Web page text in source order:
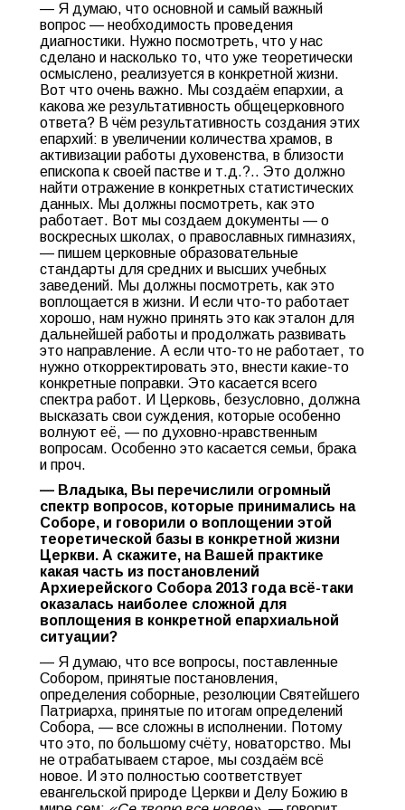
— Я думаю, что основной и самый важный
вопрос — необходимость проведения
диагностики. Нужно посмотреть, что у нас
сделано и насколько то, что уже теоретически
осмыслено, реализуется в конкретной жизни.
Вот что очень важно. Мы создаём епархии, а
какова же результативность общецерковного
ответа? В чём результативность создания этих
епархий: в увеличении количества храмов, в
активизации работы духовенства, в близости
епископа к своей пастве и т.д.?.. Это должно
найти отражение в конкретных статистических
данных. Мы должны посмотреть, как это
работает. Вот мы создаем документы — о
воскресных школах, о православных гимназиях,
— пишем церковные образовательные
стандарты для средних и высших учебных
заведений. Мы должны посмотреть, как это
воплощается в жизни. И если что-то работает
хорошо, нам нужно принять это как эталон для
дальнейшей работы и продолжать развивать
это направление. А если что-то не работает, то
нужно откорректировать это, внести какие-то
конкретные поправки. Это касается всего
спектра работ. И Церковь, безусловно, должна
высказать свои суждения, которые особенно
волнуют её, — по духовно-нравственным
вопросам. Особенно это касается семьи, брака
и проч.
— Владыка, Вы перечислили огромный
спектр вопросов, которые принимались на
Соборе, и говорили о воплощении этой
теоретической базы в конкретной жизни
Церкви. А скажите, на Вашей практике
какая часть из постановлений
Архиерейского Собора 2013 года всё-таки
оказалась наиболее сложной для
воплощения в конкретной епархиальной
ситуации?
— Я думаю, что все вопросы, поставленные
Собором, принятые постановления,
определения соборные, резолюции Святейшего
Патриарха, принятые по итогам определений
Собора, — все сложны в исполнении. Потому
что это, по большому счёту, новаторство. Мы
не отрабатываем старое, мы создаём всё
новое. И это полностью соответствует
евангельской природе Церкви и Делу Божию в